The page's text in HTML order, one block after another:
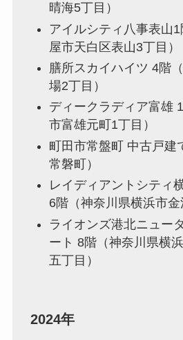
晴海5丁目）
アイルシティ八事表山
屋市天白区表山3丁目）
膳所スカイハイツ 4階
場2丁目）
ディークラディア富雄
市富雄元町1丁目）
町田市常盤町 中古戸建
常磐町）
レイディアントシティ
6階（神奈川県横浜市金
ライオンズ港北ニュー
ート 8階（神奈川県横
五丁目）
2024年